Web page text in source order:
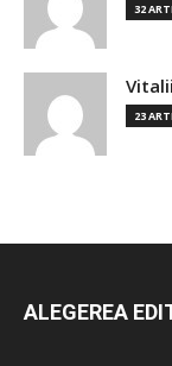
32
23
ALEGEREA